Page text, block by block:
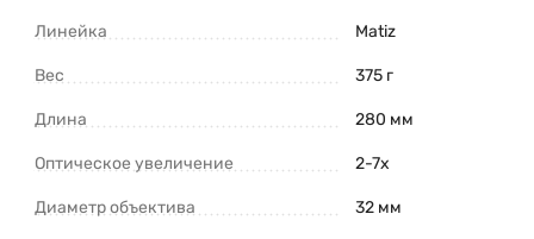
Линейка Matiz
Вес 375 г
Длина 280 мм
Оптическое увеличение 2-7x
Диаметр объектива 32 мм